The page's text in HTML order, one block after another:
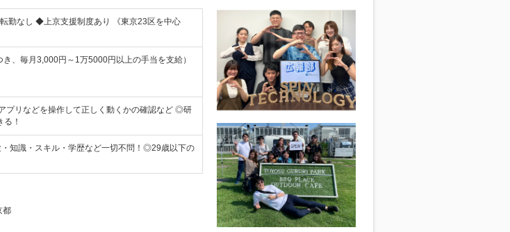
勤なし ◆上京支援制度あり 《東京23区を中心
、毎月3,000円～1万5000円以上の手当を支給）
プリなどを操作して正しく動くかの確認など ◎研
！
知識・スキル・学歴など一切不問！◎29歳以下の
都